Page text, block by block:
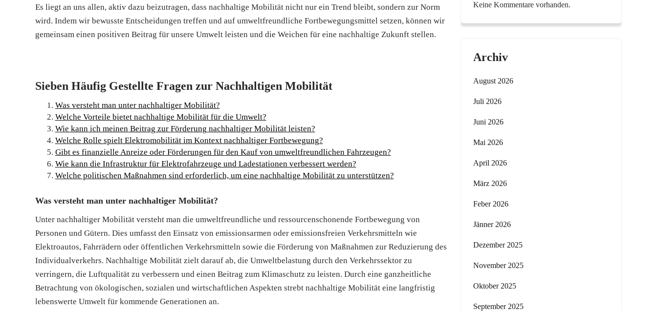
Es liegt an uns allen, aktiv dazu beizutragen, dass nachhaltige Mobilität nicht nur ein Trend bleibt, sondern zur Norm
wird. Indem wir bewusste Entscheidungen treffen und auf umweltfreundliche Fortbewegungsmittel setzen, können wir
gemeinsam einen positiven Beitrag für unsere Umwelt leisten und die Weichen für eine nachhaltige Zukunft stellen.
Sieben Häufig Gestellte Fragen zur Nachhaltigen Mobilität
Was versteht man unter nachhaltiger Mobilität?
Welche Vorteile bietet nachhaltige Mobilität für die Umwelt?
Wie kann ich meinen Beitrag zur Förderung nachhaltiger Mobilität leisten?
Welche Rolle spielt Elektromobilität im Kontext nachhaltiger Fortbewegung?
Gibt es finanzielle Anreize oder Förderungen für den Kauf von umweltfreundlichen Fahrzeugen?
Wie kann die Infrastruktur für Elektrofahrzeuge und Ladestationen verbessert werden?
Welche politischen Maßnahmen sind erforderlich, um eine nachhaltige Mobilität zu unterstützen?
Was versteht man unter nachhaltiger Mobilität?
Unter nachhaltiger Mobilität versteht man die umweltfreundliche und ressourcenschonende Fortbewegung von
Personen und Gütern. Dies umfasst den Einsatz von emissionsarmen oder emissionsfreien Verkehrsmitteln wie
Elektroautos, Fahrrädern oder öffentlichen Verkehrsmitteln sowie die Förderung von Maßnahmen zur Reduzierung des
Individualverkehrs. Nachhaltige Mobilität zielt darauf ab, die Umweltbelastung durch den Verkehrssektor zu
verringern, die Luftqualität zu verbessern und einen Beitrag zum Klimaschutz zu leisten. Durch eine ganzheitliche
Betrachtung von ökologischen, sozialen und wirtschaftlichen Aspekten strebt nachhaltige Mobilität eine langfristig
lebenswerte Umwelt für kommende Generationen an.
Keine Kommentare vorhanden.
Archiv
August 2026
Juli 2026
Juni 2026
Mai 2026
April 2026
März 2026
Feber 2026
Jänner 2026
Dezember 2025
November 2025
Oktober 2025
September 2025